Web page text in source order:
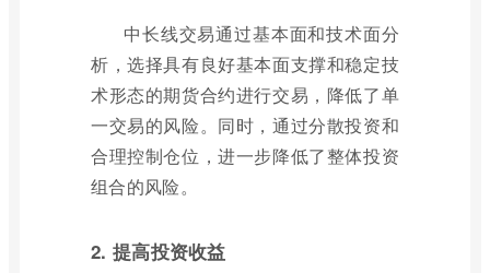
中长线交易通过基本面和技术面分
析，选择具有良好基本面支撑和稳定技
术形态的期货合约进行交易，降低了单
一交易的风险。同时，通过分散投资和
合理控制仓位，进一步降低了整体投资
组合的风险。
2. 提高投资收益